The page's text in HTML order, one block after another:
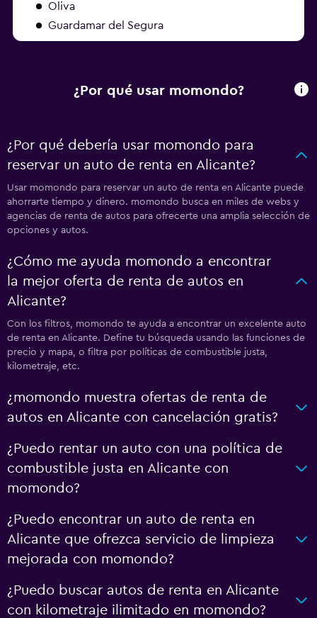
Oliva
Guardamar del Segura
¿Por qué usar momondo?
¿Por qué debería usar momondo para
reservar un auto de renta en Alicante?
Usar momondo para reservar un auto de renta en Alicante puede
ahorrarte tiempo y dinero. momondo busca en miles de webs y
agencias de renta de autos para ofrecerte una amplia selección de
opciones y autos.
¿Cómo me ayuda momondo a encontrar
la mejor oferta de renta de autos en
Alicante?
Con los filtros, momondo te ayuda a encontrar un excelente auto
de renta en Alicante. Define tu búsqueda usando las funciones de
precio y mapa, o filtra por políticas de combustible justa,
kilometraje, etc.
¿momondo muestra ofertas de renta de
autos en Alicante con cancelación gratis?
¿Puedo rentar un auto con una política de
combustible justa en Alicante con
momondo?
¿Puedo encontrar un auto de renta en
Alicante que ofrezca servicio de limpieza
mejorada con momondo?
¿Puedo buscar autos de renta en Alicante
con kilometraje ilimitado en momondo?